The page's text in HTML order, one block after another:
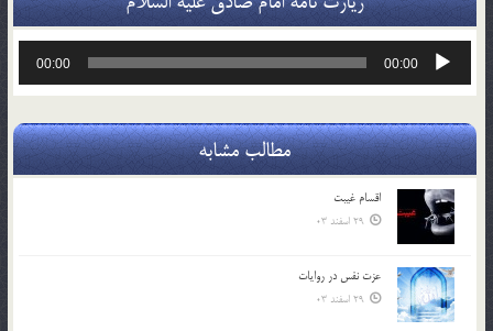
پخش‌کننده
00:00
00:00
مطالب مشابه
اقسام غيبت
29 اسفند 03
عزت نفس در روايات
29 اسفند 03